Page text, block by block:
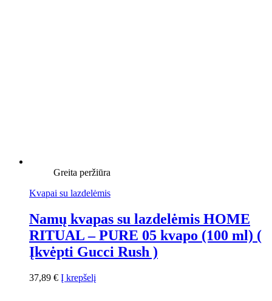
Greita peržiūra
Kvapai su lazdelėmis
Namų kvapas su lazdelėmis HOME
RITUAL – PURE 05 kvapo (100 ml) (
Įkvėpti Gucci Rush )
37,89 € Į krepšelį